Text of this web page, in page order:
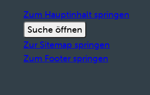
Zum Hauptinhalt springen
Suche öffnen
Zur Sitemap springen
Zum Footer springen